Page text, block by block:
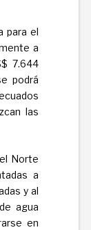
para el
a
7.644
podrá
las
Norte
a
y al
agua
en